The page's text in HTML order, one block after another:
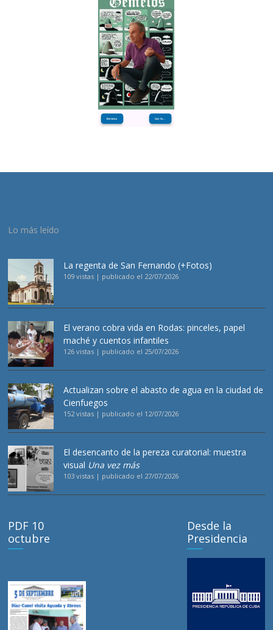
Lo más leído
La regenta de San Fernando (+Fotos)
109 vistas | publicado el 22/07/2026
El verano cobra vida en Rodas: pinceles, papel
maché y cuentos infantiles
126 vistas | publicado el 25/07/2026
Actualizan sobre el abasto de agua en la ciudad de
Cienfuegos
152 vistas | publicado el 12/07/2026
El desencanto de la pereza curatorial: muestra
visual Una vez más
103 vistas | publicado el 27/07/2026
PDF 10
octubre
Desde la
Presidencia